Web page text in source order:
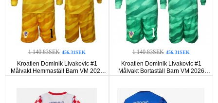
1 140.83SEK 456.31SEK
Kroatien Dominik Livakovic #1
Målvakt Hemmaställ Barn VM 2026
Långa ärmar (+ Korta byxor)
1 140.83SEK 456.31SEK
Kroatien Dominik Livakovic #1
Målvakt Bortaställ Barn VM 2026
Långa ärmar (+ Korta byxor)